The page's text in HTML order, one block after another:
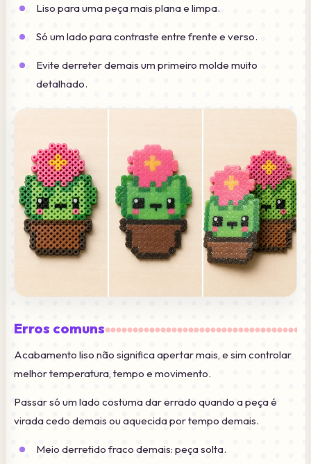
Liso para uma peça mais plana e limpa.
Só um lado para contraste entre frente e verso.
Evite derreter demais um primeiro molde muito
detalhado.
Erros comuns
Acabamento liso não significa apertar mais, e sim controlar
melhor temperatura, tempo e movimento.
Passar só um lado costuma dar errado quando a peça é
virada cedo demais ou aquecida por tempo demais.
Meio derretido fraco demais: peça solta.